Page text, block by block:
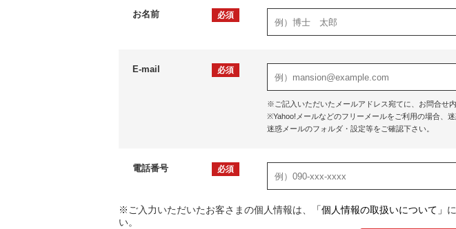
お名前 必須
E-mail 必須
※ご記入いただいたメールアドレス宛てに、お問合せ
※Yahoo!メールなどのフリーメールをご利用の場合、
迷惑メールのフォルダ・設定等をご確認下さい。
電話番号 必須
※ご入力いただいたお客さまの個人情報は、 「個人情報の取扱いについて」
い。